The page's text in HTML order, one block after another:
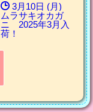
3月10日 (月)
ムラサキオカガ
ニ 2025年3月入
荷！